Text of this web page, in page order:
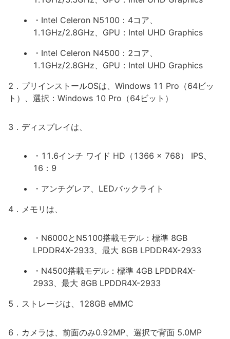
・Intel Celeron N5100：4コア、
1.1GHz/2.8GHz、GPU：Intel UHD Graphics
・Intel Celeron N4500：2コア、
1.1GHz/2.8GHz、GPU：Intel UHD Graphics
2．プリインストールOSは、Windows 11 Pro（64ビッ
ト）、選択：Windows 10 Pro（64ビット）
3．ディスプレイは、
・11.6インチ ワイド HD（1366 x 768） IPS、
16：9
・アンチグレア、LEDバックライト
4．メモリは、
・N6000とN5100搭載モデル：標準 8GB
LPDDR4X-2933、最大 8GB LPDDR4X-2933
・N4500搭載モデル：標準 4GB LPDDR4X-
2933、最大 8GB LPDDR4X-2933
5．ストレージは、128GB eMMC
6．カメラは、前面のみ0.92MP、選択で背面 5.0MP